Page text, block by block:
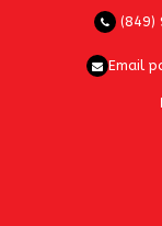
(849)
Email